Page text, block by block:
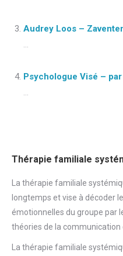
Audrey Loos –
...
Psychologue Visé –
...
Thérapie familiale
La thérapie familiale
longtemps et vise à décoder
émotionnelles du groupe par
théories de la communication
La thérapie familiale